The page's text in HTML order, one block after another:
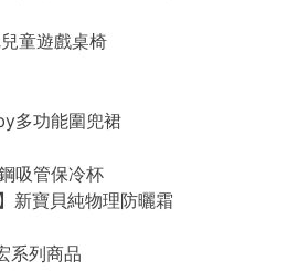
童遊戲桌椅
多功能圍兜裙
吸管保冷杯
新寶貝純物理防曬霜
系列商品